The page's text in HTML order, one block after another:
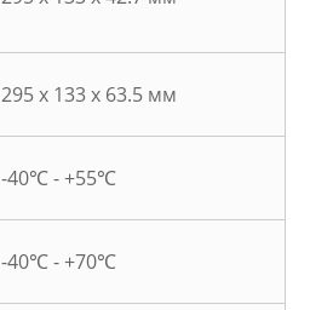
295 x 133 x 63.5 мм
-40℃ - +55℃
-40℃ - +70℃